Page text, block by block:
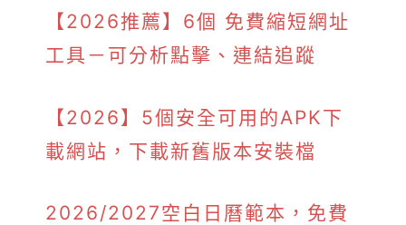
【2026推薦】6個 免費縮短網址
工具－可分析點擊、連結追蹤
【2026】5個安全可用的APK下
載網站，下載新舊版本安裝檔
2026/2027空白日曆範本，免費